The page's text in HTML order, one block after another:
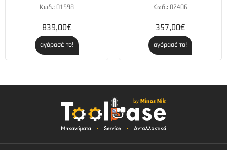
Κωδ.: 01598
839,00€
αγόρασέ το!
Κωδ.: 02406
357,00€
αγόρασέ το!